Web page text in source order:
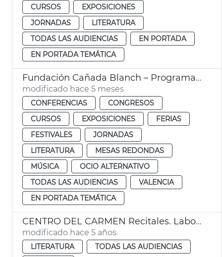
CURSOS
EXPOSICIONES
JORNADAS
LITERATURA
TODAS LAS AUDIENCIAS
EN PORTADA
EN PORTADA TEMÁTICA
Fundación Cañada Blanch – Programación cultural
modificado hace 5 meses
CONFERENCIAS
CONGRESOS
CURSOS
EXPOSICIONES
FERIAS
FESTIVALES
JORNADAS
LITERATURA
MESAS REDONDAS
MÚSICA
OCIO ALTERNATIVO
TODAS LAS AUDIENCIAS
VALENCIA
EN PORTADA TEMÁTICA
CENTRO DEL CARMEN Recitales. Laboratorio Ecopoético. Online.
modificado hace 5 años
LITERATURA
TODAS LAS AUDIENCIAS